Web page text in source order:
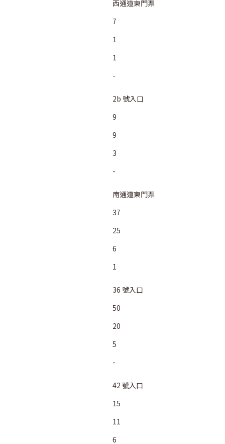
西通道東門票
7
1
1
-
2b 號入口
9
9
3
-
南通道東門票
37
25
6
1
36 號入口
50
20
5
-
42 號入口
15
11
6